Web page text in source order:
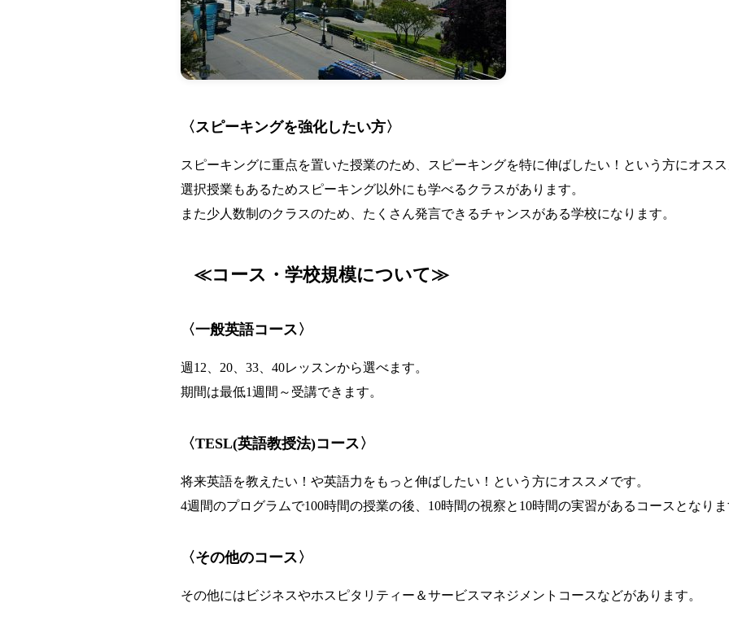
〈スピーキングを強化したい方〉
スピーキングに重点を置いた授業のため、スピーキングを特に伸ばしたい！という方にオス
選択授業もあるためスピーキング以外にも学べるクラスがあります。
また少人数制のクラスのため、たくさん発言できるチャンスがある学校になります。
≪コース・学校規模について≫
〈一般英語コース〉
週12、20、33、40レッスンから選べます。
期間は最低1週間～受講できます。
〈TESL(英語教授法)コース〉
将来英語を教えたい！や英語力をもっと伸ばしたい！という方にオススメです。
4週間のプログラムで100時間の授業の後、10時間の視察と10時間の実習があるコースとなり
〈その他のコース〉
その他にはビジネスやホスピタリティー＆サービスマネジメントコースなどがあります。